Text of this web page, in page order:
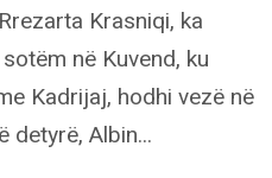
Krasniqi, ka
në Kuvend, ku
Kadrijaj, hodhi vezë në
detyrë, Albin...